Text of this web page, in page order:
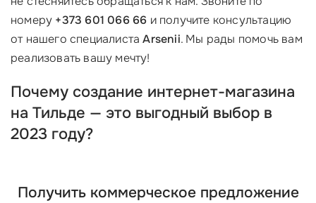
номеру +373 601 066 66 и получите консультацию
от нашего специалистаArsenii. Мы рады помочь вам
реализовать вашу мечту!
Почему создание интернет-магазина
на Тильде — это выгодный выбор в
2023 году?
Получить коммерческое предложение